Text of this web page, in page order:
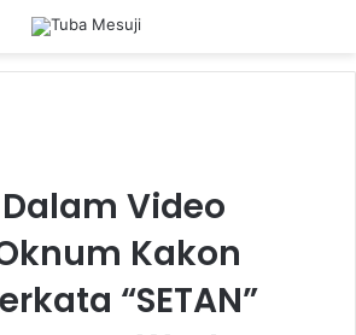
Video
Kakon
“SETAN”